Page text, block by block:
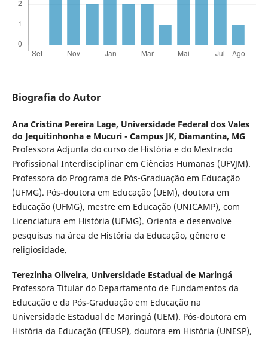
Biografia do Autor
Ana Cristina Pereira Lage, Universidade Federal dos Vales
do Jequitinhonha e Mucuri - Campus JK, Diamantina, MG
Professora Adjunta do curso de História e do Mestrado
Profissional Interdisciplinar em Ciências Humanas (UFVJM).
Professora do Programa de Pós-Graduação em Educação
(UFMG). Pós-doutora em Educação (UEM), doutora em
Educação (UFMG), mestre em Educação (UNICAMP), com
Licenciatura em História (UFMG). Orienta e desenvolve
pesquisas na área de História da Educação, gênero e
religiosidade.
Terezinha Oliveira, Universidade Estadual de Maringá
Professora Titular do Departamento de Fundamentos da
Educação e da Pós-Graduação em Educação na
Universidade Estadual de Maringá (UEM). Pós-doutora em
História da Educação (FEUSP), doutora em História (UNESP),